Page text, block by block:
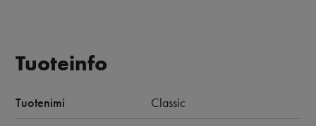
Tuoteinfo
Tuotenimi Classic